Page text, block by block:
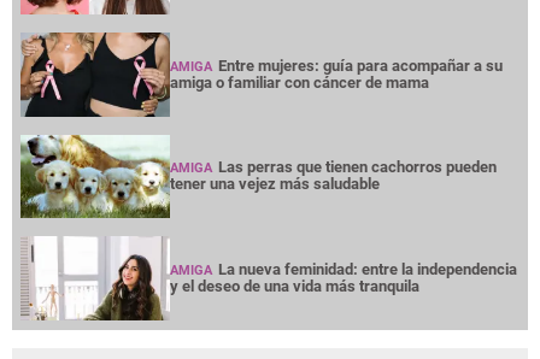
AMIGA Entre mujeres: guía para acompañar a su
amiga o familiar con cáncer de mama
AMIGA Las perras que tienen cachorros pueden
tener una vejez más saludable
AMIGA La nueva feminidad: entre la independencia
y el deseo de una vida más tranquila